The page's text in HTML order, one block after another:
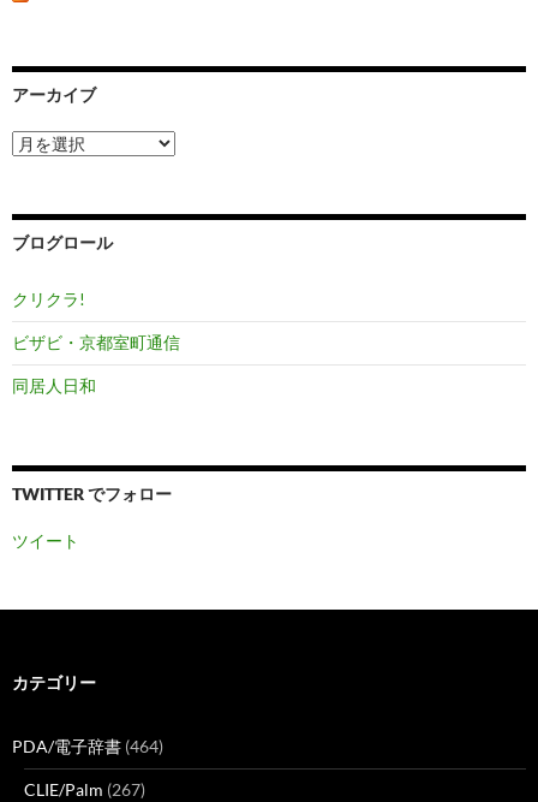
アーカイブ
ア
ー
ブ
ブログロール
クリクラ!
ビザビ・京都室町通信
同居人日和
TWITTER でフォロー
ツイート
カテゴリー
PDA/電子辞書 (464)
CLIE/Palm (267)